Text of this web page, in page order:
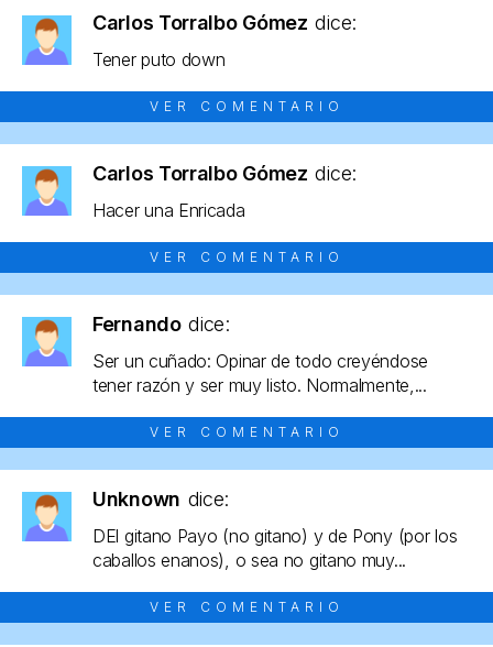
Carlos Torralbo Gómez dice:
Tener puto down
VER COMENTARIO
Carlos Torralbo Gómez dice:
Hacer una Enricada
VER COMENTARIO
Fernando dice:
Ser un cuñado: Opinar de todo creyéndose
tener razón y ser muy listo. Normalmente,...
VER COMENTARIO
Unknown dice:
DEl gitano Payo (no gitano) y de Pony (por los
caballos enanos), o sea no gitano muy...
VER COMENTARIO